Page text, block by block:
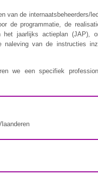
de internaatsbeheerders/
de programmatie, de
jaarlijks actieplan (JAP),
naleving van de instructies
we een specifiek